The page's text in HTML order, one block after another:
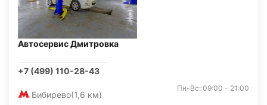
Автосервис Дмитровка
+7 (499) 110-28-43
Бибирево(1,6 км)
Пн-Вс: 09:00 - 21:00